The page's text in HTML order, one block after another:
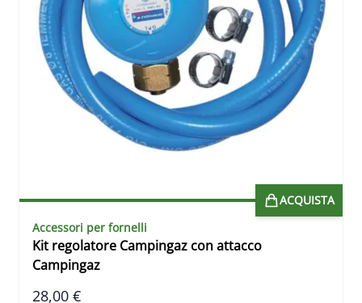
ACQUISTA
Accessori per fornelli
Kit regolatore Campingaz con attacco
Campingaz
28,00 €